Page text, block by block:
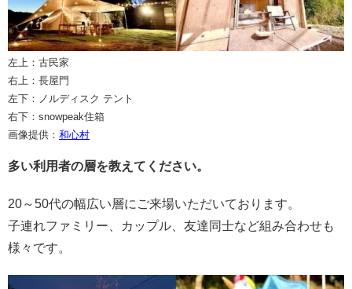
左上：古民家
右上：長屋門
左下：ノルディスク テント
右下：snowpeak住箱
画像提供： 和心村
多い利用者の層を教えてください。
20～50代の幅広い層にご来場いただいております。
子連れファミリー、カップル、友達同士など組み合わせも
様々です。